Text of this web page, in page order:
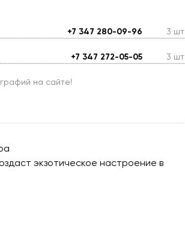
+7 347 280-09-96 3 шт
+7 347 272-05-05 3 шт
на сайте!
экзотическое настроение в